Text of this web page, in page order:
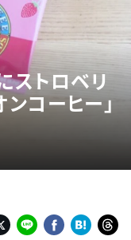
ストロベリ
ンコーヒー」